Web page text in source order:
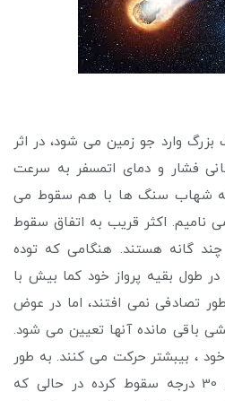
وارد جو زمین می شود، در اثر
فشار و دمای اتمسفر به سرعت
شهاب سنگ ها با هم سقوط می
نامیم. اکثر قریب به اتفاق سقوط
گانه هستند. هنگامی که توده
طول بقیه پرواز خود کما بیش با
تصادفی نمی افتند، اما در عوض
باقی مانده آنها تعیین می شود.
، بیبشتر حرکت می کنند. به طور
متوسط آنها در زاویه حدود 30 درجه سقوط کرده در حالی که